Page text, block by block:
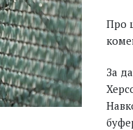
Про
За